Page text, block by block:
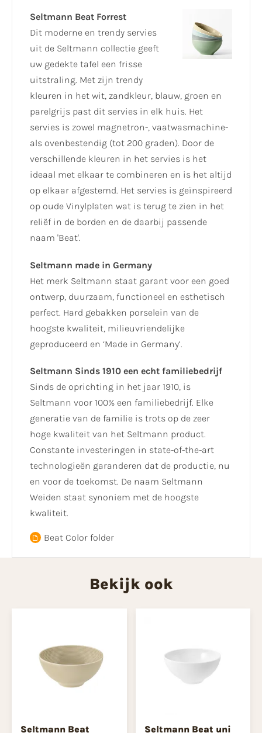
Seltmann Beat Forrest
Dit moderne en trendy servies
uit de Seltmann collectie geeft
uw gedekte tafel een frisse
uitstraling. Met zijn trendy
kleuren in het wit, zandkleur, blauw, groen en
parelgrijs past dit servies in elk huis. Het
servies is zowel magnetron-, vaatwasmachine-
als ovenbestendig (tot 200 graden). Door de
verschillende kleuren in het servies is het
ideaal met elkaar te combineren en is het altijd
op elkaar afgestemd. Het servies is geïnspireerd
op oude Vinylplaten wat is terug te zien in het
reliëf in de borden en de daarbij passende
naam 'Beat'.
Seltmann made in Germany
Het merk Seltmann staat garant voor een goed
ontwerp, duurzaam, functioneel en esthetisch
perfect. Hard gebakken porselein van de
hoogste kwaliteit, milieuvriendelijke
geproduceerd en ‘Made in Germany’.
Seltmann Sinds 1910 een echt familiebedrijf
Sinds de oprichting in het jaar 1910, is
Seltmann voor 100% een familiebedrijf. Elke
generatie van de familie is trots op de zeer
hoge kwaliteit van het Seltmann product.
Constante investeringen in state-of-the-art
technologieën garanderen dat de productie, nu
en voor de toekomst. De naam Seltmann
Weiden staat synoniem met de hoogste
kwaliteit.
Beat Color folder
Bekijk ook
Seltmann Beat Seltmann Beat uni